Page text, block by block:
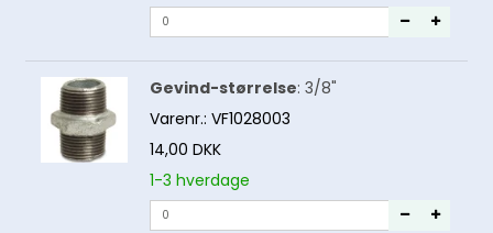
Gevind-størrelse: 3/8"
Varenr.: VF1028003
14,00 DKK
1-3 hverdage